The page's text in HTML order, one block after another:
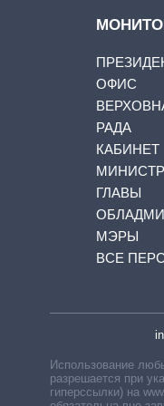
ОФИС
РАДА
КАБИНЕТ
ГЛАВЫ
МЭРЫ
ВСЕ
Использование
разрешается при
гиперссылки) на